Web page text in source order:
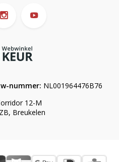
12-M
Breukelen
nummer: NL001964476B76